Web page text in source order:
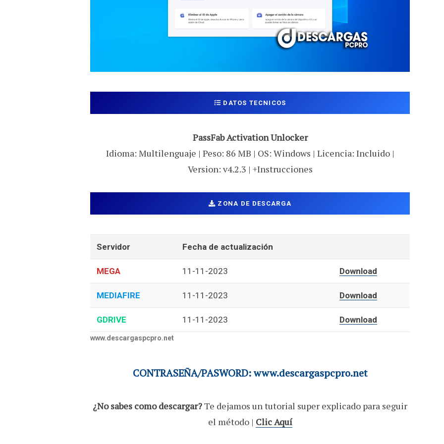
DATOS TECNICOS
PassFab Activation Unlocker
Idioma: Multilenguaje | Peso: 86 MB | OS: Windows | Licencia: Incluido |
Version: v4.2.3 | +Instrucciones
ZONA DE DESCARGA
Servidor Fecha de actualización
MEGA 11-11-2023 Download
MEDIAFIRE 11-11-2023 Download
GDRIVE 11-11-2023 Download
www.descargaspcpro.net
CONTRASEÑA/PASWORD: www.descargaspcpro.net
¿No sabes como descargar?Te dejamos un tutorial super explicado para seguir
el método | Clic Aquí